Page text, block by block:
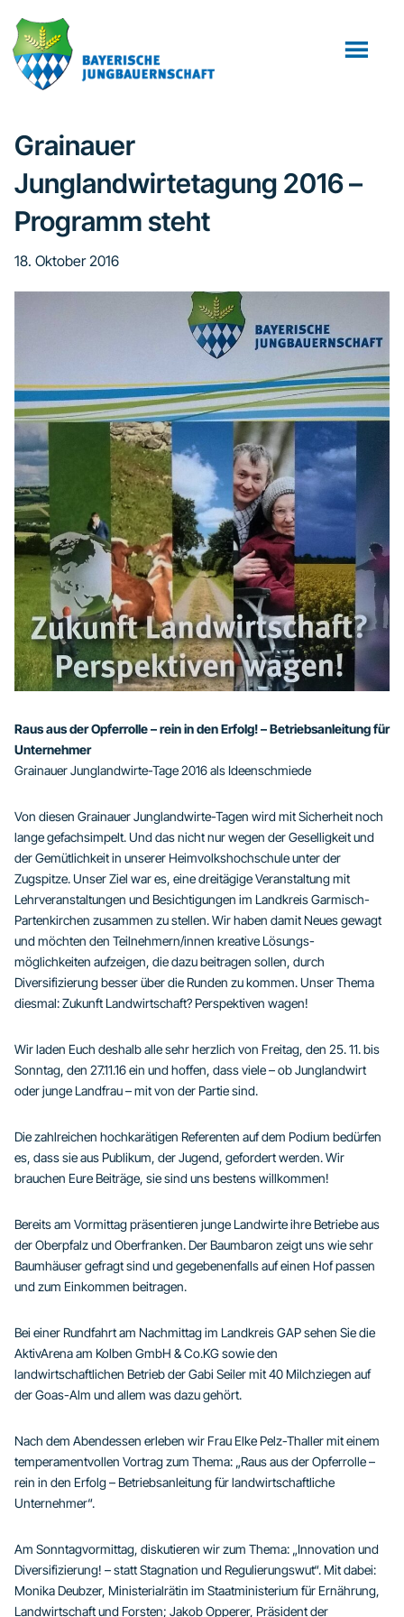
Inhalt
springen
Seitenspalte
springen
Fußzeile
springen
Grainauer
Junglandwirtetagung 2016 –
Programm steht
18. Oktober 2016
Raus aus der Opferrolle – rein in den Erfolg! – Betriebsanleitung für
Unternehmer
Grainauer Junglandwirte-Tage 2016 als Ideenschmiede
Von diesen Grainauer Junglandwirte-Tagen wird mit Sicherheit noch
lange gefachsimpelt. Und das nicht nur wegen der Geselligkeit und
der Gemütlichkeit in unserer Heimvolkshochschule unter der
Zugspitze. Unser Ziel war es, eine dreitägige Veranstaltung mit
Lehrveranstaltungen und Besichtigungen im Landkreis Garmisch-
Partenkirchen zusammen zu stellen. Wir haben damit Neues gewagt
und möchten den Teilnehmern/innen kreative Lösungs-
möglichkeiten aufzeigen, die dazu beitragen sollen, durch
Diversifizierung besser über die Runden zu kommen. Unser Thema
diesmal: Zukunft Landwirtschaft? Perspektiven wagen!
Wir laden Euch deshalb alle sehr herzlich von Freitag, den 25. 11. bis
Sonntag, den 27.11.16 ein und hoffen, dass viele – ob Junglandwirt
oder junge Landfrau – mit von der Partie sind.
Die zahlreichen hochkarätigen Referenten auf dem Podium bedürfen
es, dass sie aus Publikum, der Jugend, gefordert werden. Wir
brauchen Eure Beiträge, sie sind uns bestens willkommen!
Bereits am Vormittag präsentieren junge Landwirte ihre Betriebe aus
der Oberpfalz und Oberfranken. Der Baumbaron zeigt uns wie sehr
Baumhäuser gefragt sind und gegebenenfalls auf einen Hof passen
und zum Einkommen beitragen.
Bei einer Rundfahrt am Nachmittag im Landkreis GAP sehen Sie die
AktivArena am Kolben GmbH & Co.KG sowie den
landwirtschaftlichen Betrieb der Gabi Seiler mit 40 Milchziegen auf
der Goas-Alm und allem was dazu gehört.
Nach dem Abendessen erleben wir Frau Elke Pelz-Thaller mit einem
temperamentvollen Vortrag zum Thema: „Raus aus der Opferrolle –
rein in den Erfolg – Betriebsanleitung für landwirtschaftliche
Unternehmer“.
Am Sonntagvormittag, diskutieren wir zum Thema: „Innovation und
Diversifizierung! – statt Stagnation und Regulierungswut“. Mit dabei:
Monika Deubzer, Ministerialrätin im Staatministerium für Ernährung,
Landwirtschaft und Forsten; Jakob Opperer, Präsident der